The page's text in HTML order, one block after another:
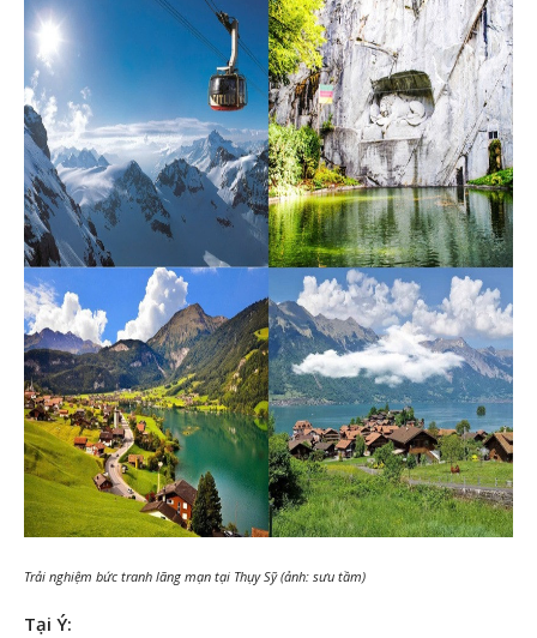
Trải nghiệm bức tranh lãng mạn tại Thụy Sỹ (ảnh: sưu tầm)
Tại Ý: